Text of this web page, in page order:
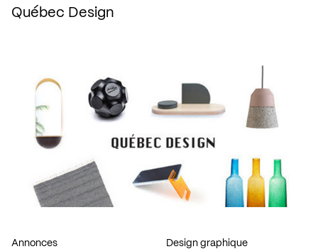
Québec Design
Annonces
Design graphique